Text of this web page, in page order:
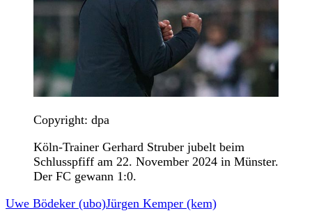
Copyright: dpa
Köln-Trainer Gerhard Struber jubelt beim
Schlusspfiff am 22. November 2024 in Münster.
Der FC gewann 1:0.
Uwe Bödeker (ubo)Jürgen Kemper (kem)